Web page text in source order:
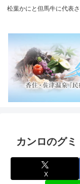
松葉かにと但馬牛に代表
カンロのグミ
X